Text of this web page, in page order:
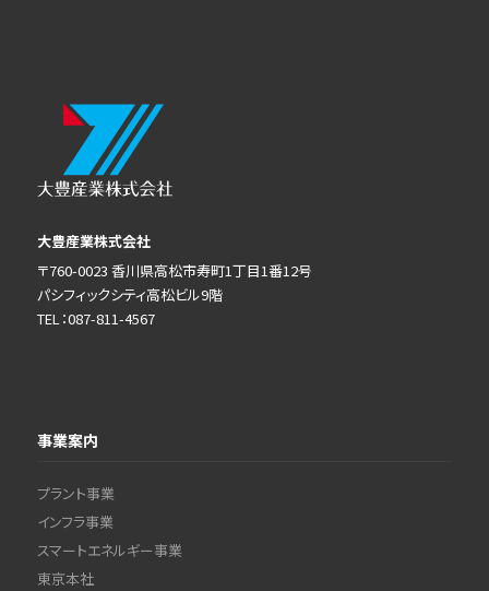
大豊産業株式会社
〒760-0023 香川県高松市寿町1丁目1番12号
パシフィックシティ高松ビル9階
TEL：087-811-4567
事業案内
プラント事業
インフラ事業
スマートエネルギー事業
東京本社